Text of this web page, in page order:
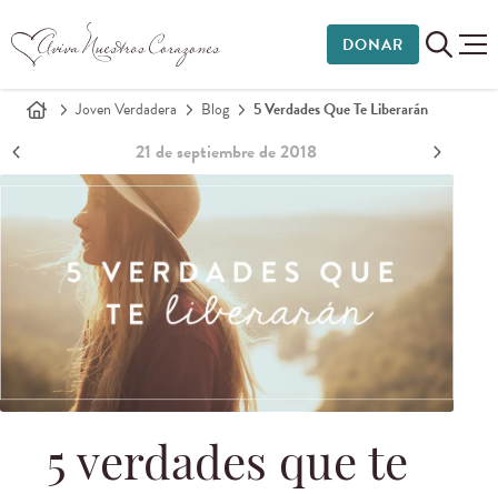
DONAR
Joven Verdadera Blog 5 Verdades Que Te Liberarán
21 de septiembre de 2018
5 verdades que te